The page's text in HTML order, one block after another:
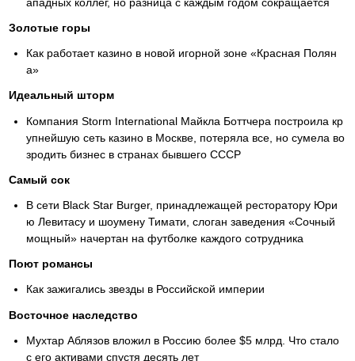
Золотые горы
Как работает казино в новой игорной зоне «Красная Полян
а»
Идеальный шторм
Компания Storm International Майкла Боттчера построила кр
упнейшую сеть казино в Москве, потеряла все, но сумела во
зродить бизнес в странах бывшего СССР
Самый сок
В сети Black Star Burger, принадлежащей ресторатору Юри
ю Левитасу и шоумену Тимати, слоган заведения «Сочный
мощный» начертан на футболке каждого сотрудника
Поют романсы
Как зажигались звезды в Российской империи
Восточное наследство
Мухтар Аблязов вложил в Россию более $5 млрд. Что стало
с его активами спустя десять лет